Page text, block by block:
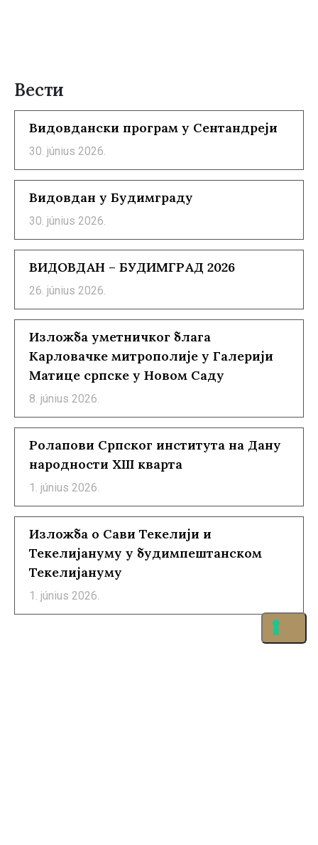
Вести
Видовдански програм у Сентандреји
30. június 2026.
Видовдан у Будимграду
30. június 2026.
ВИДОВДАН – БУДИМГРАД 2026
26. június 2026.
Изложба уметничког блага
Карловачке митрополије у Галерији
Матице српске у Новом Саду
8. június 2026.
Ролапови Српског института на Дану
народности XIII кварта
1. június 2026.
Изложба о Сави Текелији и
Текелијануму у будимпештанском
Текелијануму
1. június 2026.